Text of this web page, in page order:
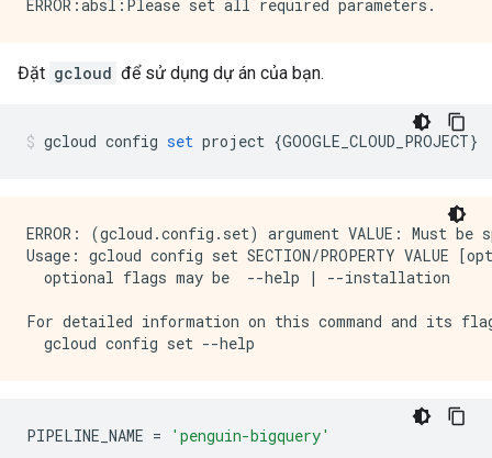
Đặt gcloud để sử dụng dự án của bạn.
gcloud config set project {GOOGLE_CLOUD_PROJECT}
ERROR: (gcloud.config.set) argument VALUE: Must be
Usage: gcloud config set SECTION/PROPERTY VALUE
  optional flags may be  --help | --installation
For detailed information on this command and its
PIPELINE_NAME = 'penguin-bigquery'